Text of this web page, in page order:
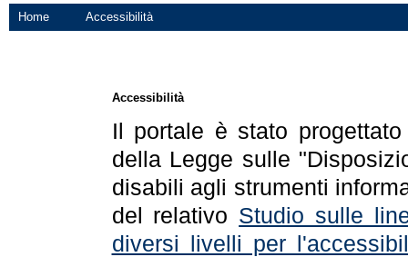
Home Accessibilità
Accessibilità
Il portale è stato
della Legge sulle
disabili agli strumenti
del relativo Studio sulle
diversi livelli per